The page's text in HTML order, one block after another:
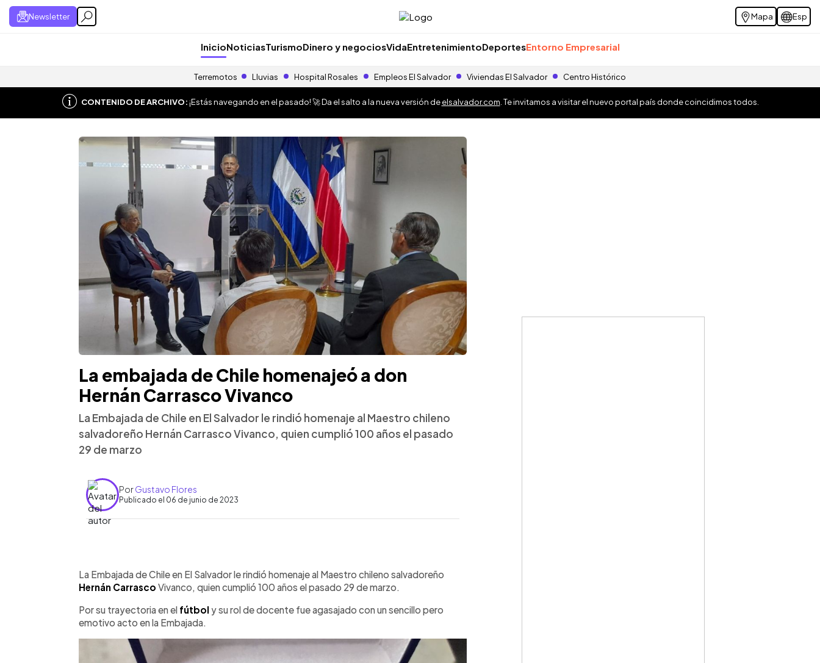
Newsletter Mapa Esp
InicioNoticiasTurismoDinero y negociosVidaEntretenimientoDeportesEntorno Empresarial
Terremotos Lluvias Hospital Rosales Empleos El Salvador Viviendas El Salvador Centro Histórico
CONTENIDO DE ARCHIVO:¡Estás navegando en el pasado! 🚀 Da el salto a la nueva versión deelsalvador.com . Te invitamos a visitar el nuevo portal país donde coincidimos todos.
La embajada de Chile homenajeó a don
Hernán Carrasco Vivanco
La Embajada de Chile en El Salvador le rindió homenaje al Maestro chileno
salvadoreño Hernán Carrasco Vivanco, quien cumplió 100 años el pasado
29 de marzo
PorGustavo Flores
Publicado el 06 de junio de 2023
► Escuchar artículo
La Embajada de Chile en El Salvador le rindió homenaje al Maestro chileno salvadoreño
Hernán Carrasco Vivanco, quien cumplió 100 años el pasado 29 de marzo.
Por su trayectoria en el fútbol y su rol de docente fue agasajado con un sencillo pero
emotivo acto en la Embajada.